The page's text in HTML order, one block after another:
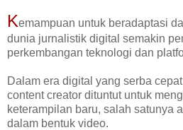
Kemampuan untuk beradaptasi
dunia jurnalistik digital semakin
perkembangan teknologi dan
Dalam era digital yang serba
content creator dituntut untuk
keterampilan baru, salah satunya
dalam bentuk video.